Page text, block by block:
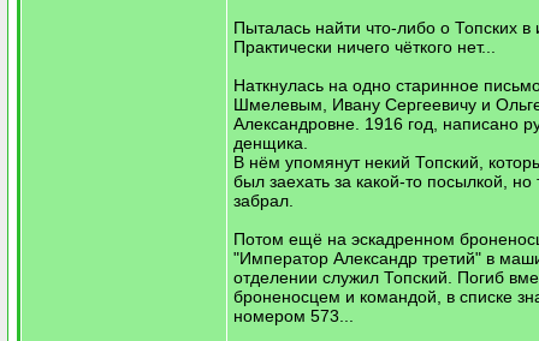
Пыталась найти что-либо о Топских в
Практически ничего чёткого нет...
Наткнулась на одно старинное
Шмелевым, Ивану Сергеевичу и
Александровне. 1916 год, написано
денщика.
В нём упомянут некий Топский,
был заехать за какой-то посылкой, но
забрал.
Потом ещё на эскадренном
"Император Александр третий" в
отделении служил Топский. Погиб
броненосцем и командой, в списке
номером 573...